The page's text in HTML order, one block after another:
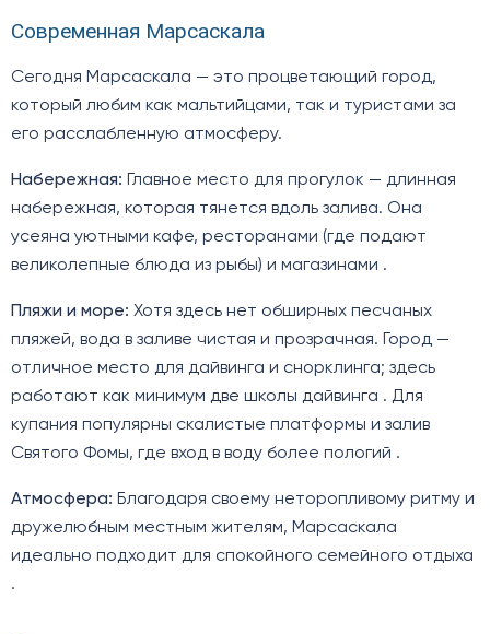
Современная Марсаскала
Сегодня Марсаскала — это процветающий город,
который любим как мальтийцами, так и туристами за
его расслабленную атмосферу.
Набережная: Главное место для прогулок — длинная
набережная, которая тянется вдоль залива. Она
усеяна уютными кафе, ресторанами (где подают
великолепные блюда из рыбы) и магазинами .
Пляжи и море: Хотя здесь нет обширных песчаных
пляжей, вода в заливе чистая и прозрачная. Город —
отличное место для дайвинга и снорклинга; здесь
работают как минимум две школы дайвинга . Для
купания популярны скалистые платформы и залив
Святого Фомы, где вход в воду более пологий .
Атмосфера: Благодаря своему неторопливому ритму и
дружелюбным местным жителям, Марсаскала
идеально подходит для спокойного семейного отдыха
.